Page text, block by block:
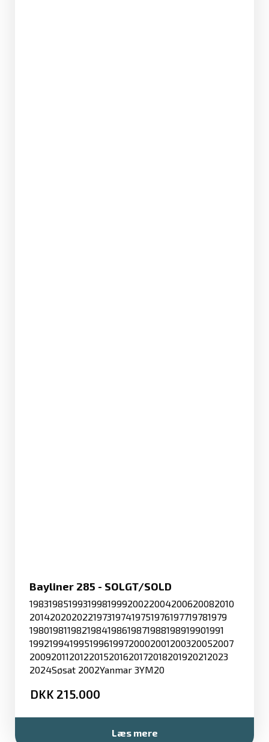
Bayliner 285 - SOLGT/SOLD
1983198519931998199920022004200620082010
2014202020221973197419751976197719781979
1980198119821984198619871988198919901991
1992199419951996199720002001200320052007
2009201120122015201620172018201920212023
2024Søsat 2002Yanmar 3YM20
215.000
Læs mere